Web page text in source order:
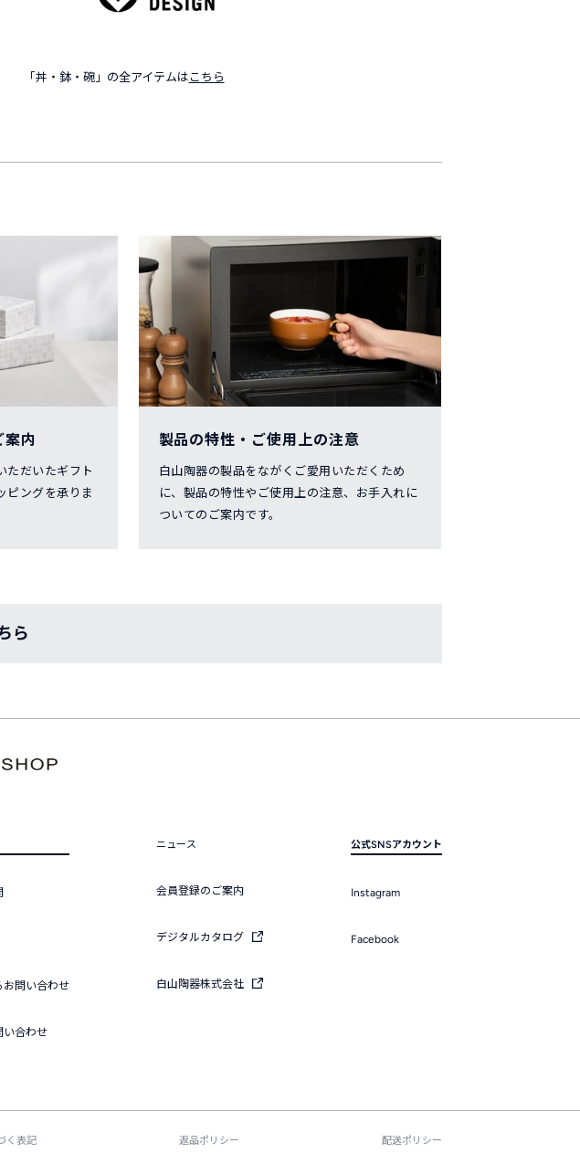
「丼・鉢・碗」の全アイテムは こちら
案内
ただいたギフト
ピングを承りま
製品の特性・ご使用上の注意
白山陶器の製品をながくご愛用いただくため
に、製品の特性やご使用上の注意、お手入れに
ついてのご案内です。
ら
お問い合わせ
い合わせ
ニュース
会員登録のご案内
デジタルカタログ
白山陶器株式会社
公式SNSアカウント
Instagram
Facebook
く表記 返品ポリシー 配送ポリシー